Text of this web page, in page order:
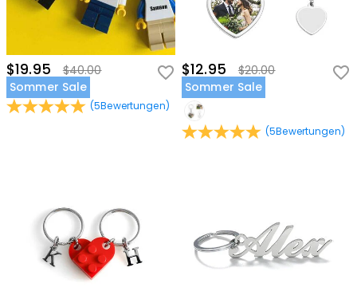
$19.95
$40.00
Sommer Sale
(5Bewertungen)
$12.95
$20.00
Sommer Sale
(5Bewertungen)